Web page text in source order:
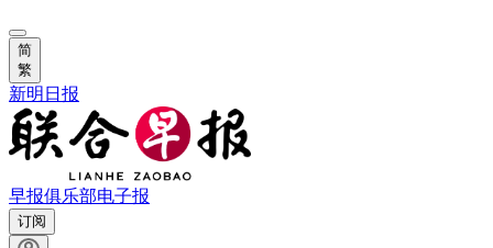
简
繁
新明日报
早报俱乐部电子报
订阅